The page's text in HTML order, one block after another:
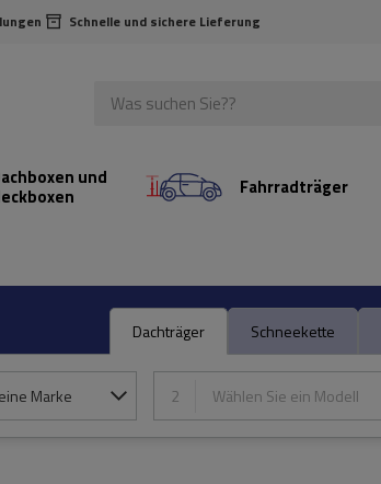
Schnelle und sichere Lieferung
und Fahrradträger
Dachträger Schneekette
Marke 2 Wählen Sie ein Modell